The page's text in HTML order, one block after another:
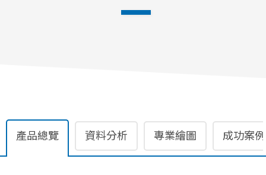
產品總覽 資料分析 專業繪圖 成功案例